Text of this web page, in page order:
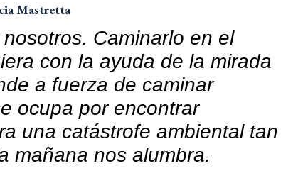
Mastretta
Caminarlo en el
con la ayuda de la mirada
a fuerza de caminar
ocupa por encontrar
una catástrofe ambiental tan
mañana nos alumbra.